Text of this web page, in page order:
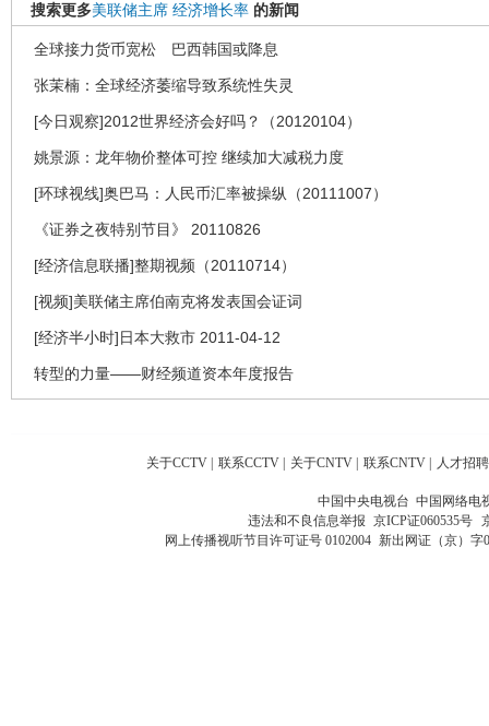
搜索更多美联储主席 经济增长率 的新闻
全球接力货币宽松 巴西韩国或降息
张茉楠：全球经济萎缩导致系统性失灵
[今日观察]2012世界经济会好吗？（20120104）
姚景源：龙年物价整体可控 继续加大减税力度
[环球视线]奥巴马：人民币汇率被操纵（20111007）
《证券之夜特别节目》 20110826
[经济信息联播]整期视频（20110714）
[视频]美联储主席伯南克将发表国会证词
[经济半小时]日本大救市 2011-04-12
转型的力量——财经频道资本年度报告
关于CCTV | 联系CCTV | 关于CNTV | 联系CNTV | 人才招聘
中国中央电视台 中国网络电
违法和不良信息举报 京ICP证060535号
网上传播视听节目许可证号 0102004 新出网证（京）